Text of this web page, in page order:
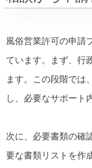
風俗営業許可の申請
ています。まず、行
ます。この段階では
し、必要なサポート
次に、必要書類の確
要な書類リストを作